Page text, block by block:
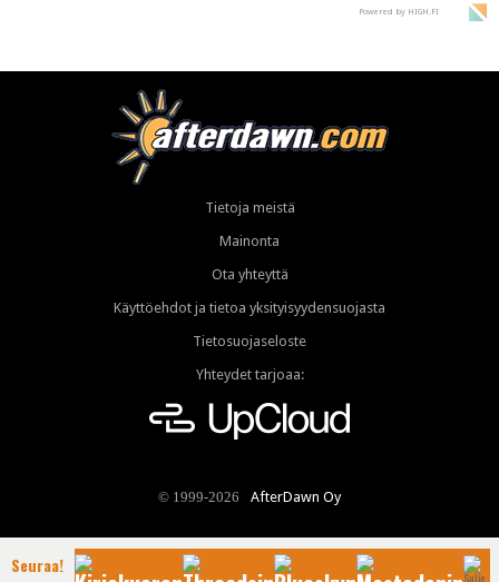
Powered by HIGH.FI
Tietoja meistä
Mainonta
Ota yhteyttä
Käyttöehdot ja tietoa yksityisyydensuojasta
Tietosuojaseloste
Yhteydet tarjoaa:
© 1999-2026 AfterDawn Oy
Seuraa!